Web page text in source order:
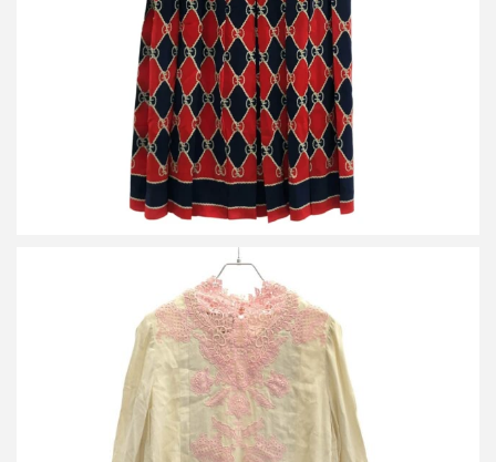
詳しく見る
グッチ レース カフタンミディドレスワンピース アイボリー
買取金額10,000円